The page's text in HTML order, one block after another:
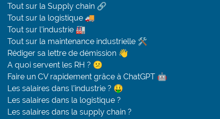
Tout sur la Supply chain 🔗
Tout sur la logistique 🚚
Tout sur l’industrie 🏭
Tout sur la maintenance industrielle 🛠
Rédiger sa lettre de démission 👋
A quoi servent les RH ? 😕
Faire un CV rapidement grâce à ChatGPT 🤖
Les salaires dans l’industrie ? 🤑
Les salaires dans la logistique ?
Les salaires dans la supply chain ?